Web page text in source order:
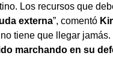
Los recursos que
externa”, comentó
tiene que llegar
marchando en su